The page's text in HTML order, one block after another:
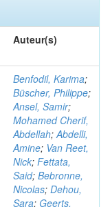
Auteur(s)
Benfodil, Karima;
Büscher, Philippe;
Ansel, Samir;
Mohamed Cherif,
Abdellah;Abdelli,
Amine; Van Reet,
Nick; Fettata,
Said; Bebronne,
Nicolas; Dehou,
Sara; Geerts,